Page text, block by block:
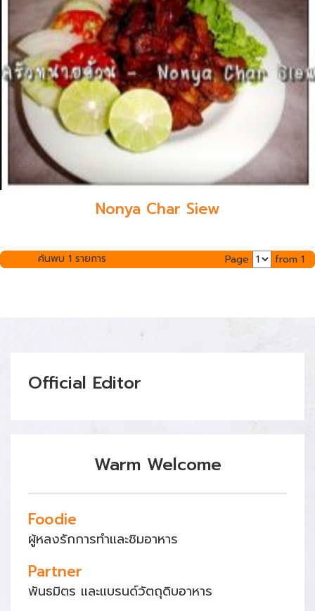
Nonya Char Siew
ค้นพบ 1 รายการ Page from 1
Official Editor
Warm Welcome
Foodie
ผู้หลงรักการทำและชิมอาหาร
Partner
พันธมิตร และแบรนด์วัตถุดิบอาหาร